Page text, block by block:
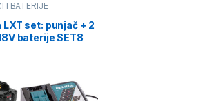
I BATERIJE
set: punjač + 2
baterije SET8